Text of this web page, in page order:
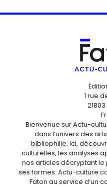
1 rue
Bienvenue sur Actu-
dans l’univers des
bibliophilie. Ici,
culturelles, les analyses
nos articles décryptant le
ses formes. Actu-
Faton au service d’un